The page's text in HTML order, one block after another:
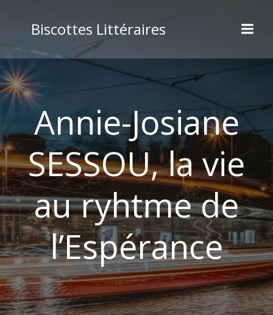
au
contenu
Biscottes Littéraires
Annie-Josiane
SESSOU, la vie
au ryhtme de
l’Espérance